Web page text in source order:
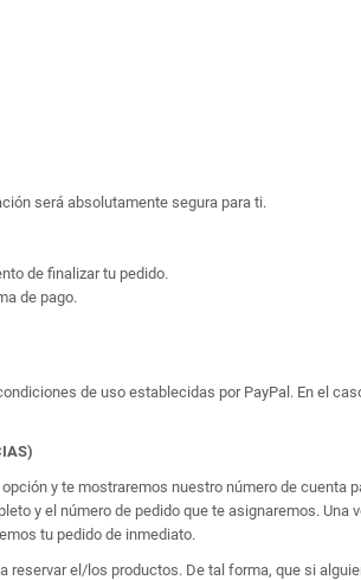
será absolutamente segura para ti.
de finalizar tu pedido.
de pago.
de uso establecidas por PayPal. En el
y te mostraremos nuestro número de cuenta
y el número de pedido que te asignaremos. Una
tu pedido de inmediato.
el/los productos. De tal forma, que si